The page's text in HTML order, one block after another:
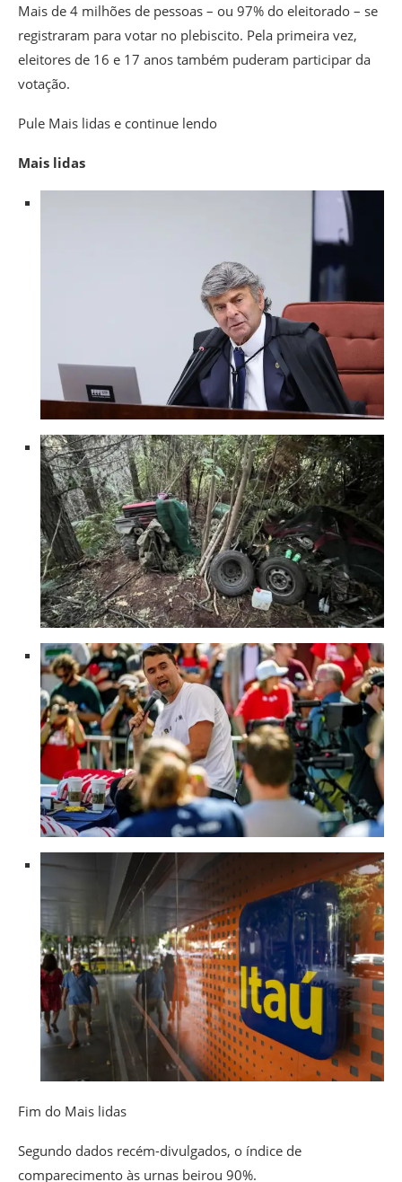
Mais de 4 milhões de pessoas – ou 97% do eleitorado – se
registraram para votar no plebiscito. Pela primeira vez,
eleitores de 16 e 17 anos também puderam participar da
votação.
Pule Mais lidas e continue lendo
Mais lidas
Fim do Mais lidas
Segundo dados recém-divulgados, o índice de
comparecimento às urnas beirou 90%.